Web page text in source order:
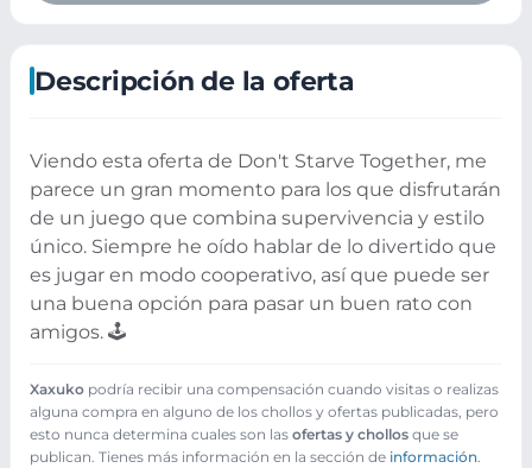
Descripción de la oferta
Viendo esta oferta de Don't Starve Together, me
parece un gran momento para los que disfrutarán
de un juego que combina supervivencia y estilo
único. Siempre he oído hablar de lo divertido que
es jugar en modo cooperativo, así que puede ser
una buena opción para pasar un buen rato con
amigos. 🕹️
Xaxuko podría recibir una compensación cuando visitas o realizas
alguna compra en alguno de los chollos y ofertas publicadas, pero
esto nunca determina cuales son las ofertas y chollos que se
publican. Tienes más información en la sección de información.